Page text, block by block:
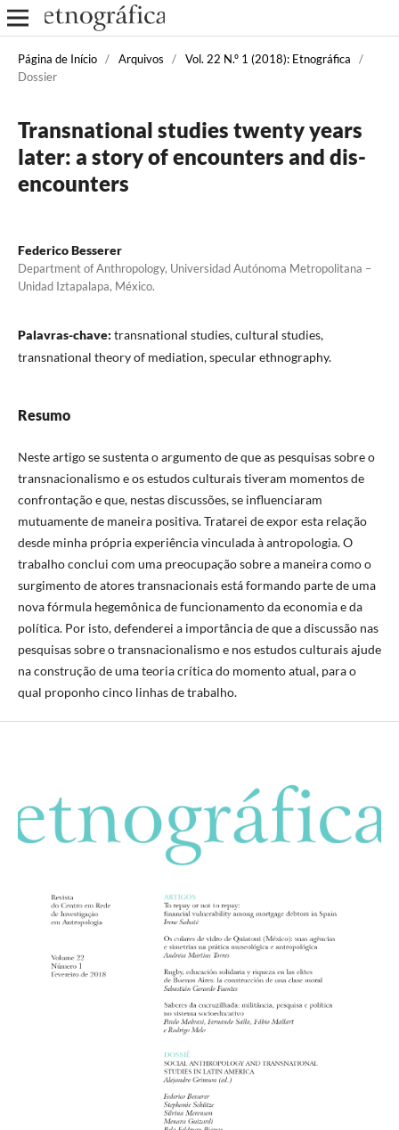
Página de Início / Arquivos / Vol. 22 N.º 1 (2018): Etnográfica
/
Dossier
Transnational studies twenty years
later: a story of encounters and dis-
encounters
Federico Besserer
Department of Anthropology, Universidad Autónoma Metropolitana –
Unidad Iztapalapa, México.
Palavras-chave: transnational studies, cultural studies,
transnational theory of mediation, specular ethnography.
Resumo
Neste artigo se sustenta o argumento de que as pesquisas sobre o
transnacionalismo e os estudos culturais tiveram momentos de
confrontação e que, nestas discussões, se influenciaram
mutuamente de maneira positiva. Tratarei de expor esta relação
desde minha própria experiência vinculada à antropologia. O
trabalho conclui com uma preocupação sobre a maneira como o
surgimento de atores transnacionais está formando parte de uma
nova fórmula hegemônica de funcionamento da economia e da
política. Por isto, defenderei a importância de que a discussão nas
pesquisas sobre o transnacionalismo e nos estudos culturais ajude
na construção de uma teoria crítica do momento atual, para o
qual proponho cinco linhas de trabalho.